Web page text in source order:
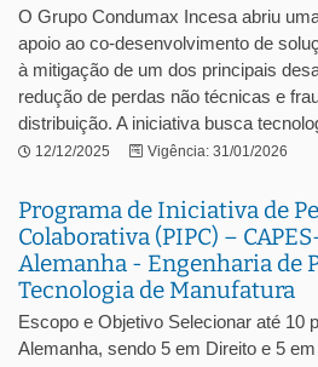
O Grupo Condumax Incesa abriu
apoio ao co-desenvolvimento de
à mitigação de um dos principais
redução de perdas não técnicas e
distribuição. A iniciativa busca
12/12/2025 Vigência: 31/01/2026
Programa de Iniciativa de
Colaborativa (PIPC) –
Alemanha - Engenharia de
Tecnologia de Manufatura
Escopo e Objetivo Selecionar até 10
Alemanha, sendo 5 em Direito e 5